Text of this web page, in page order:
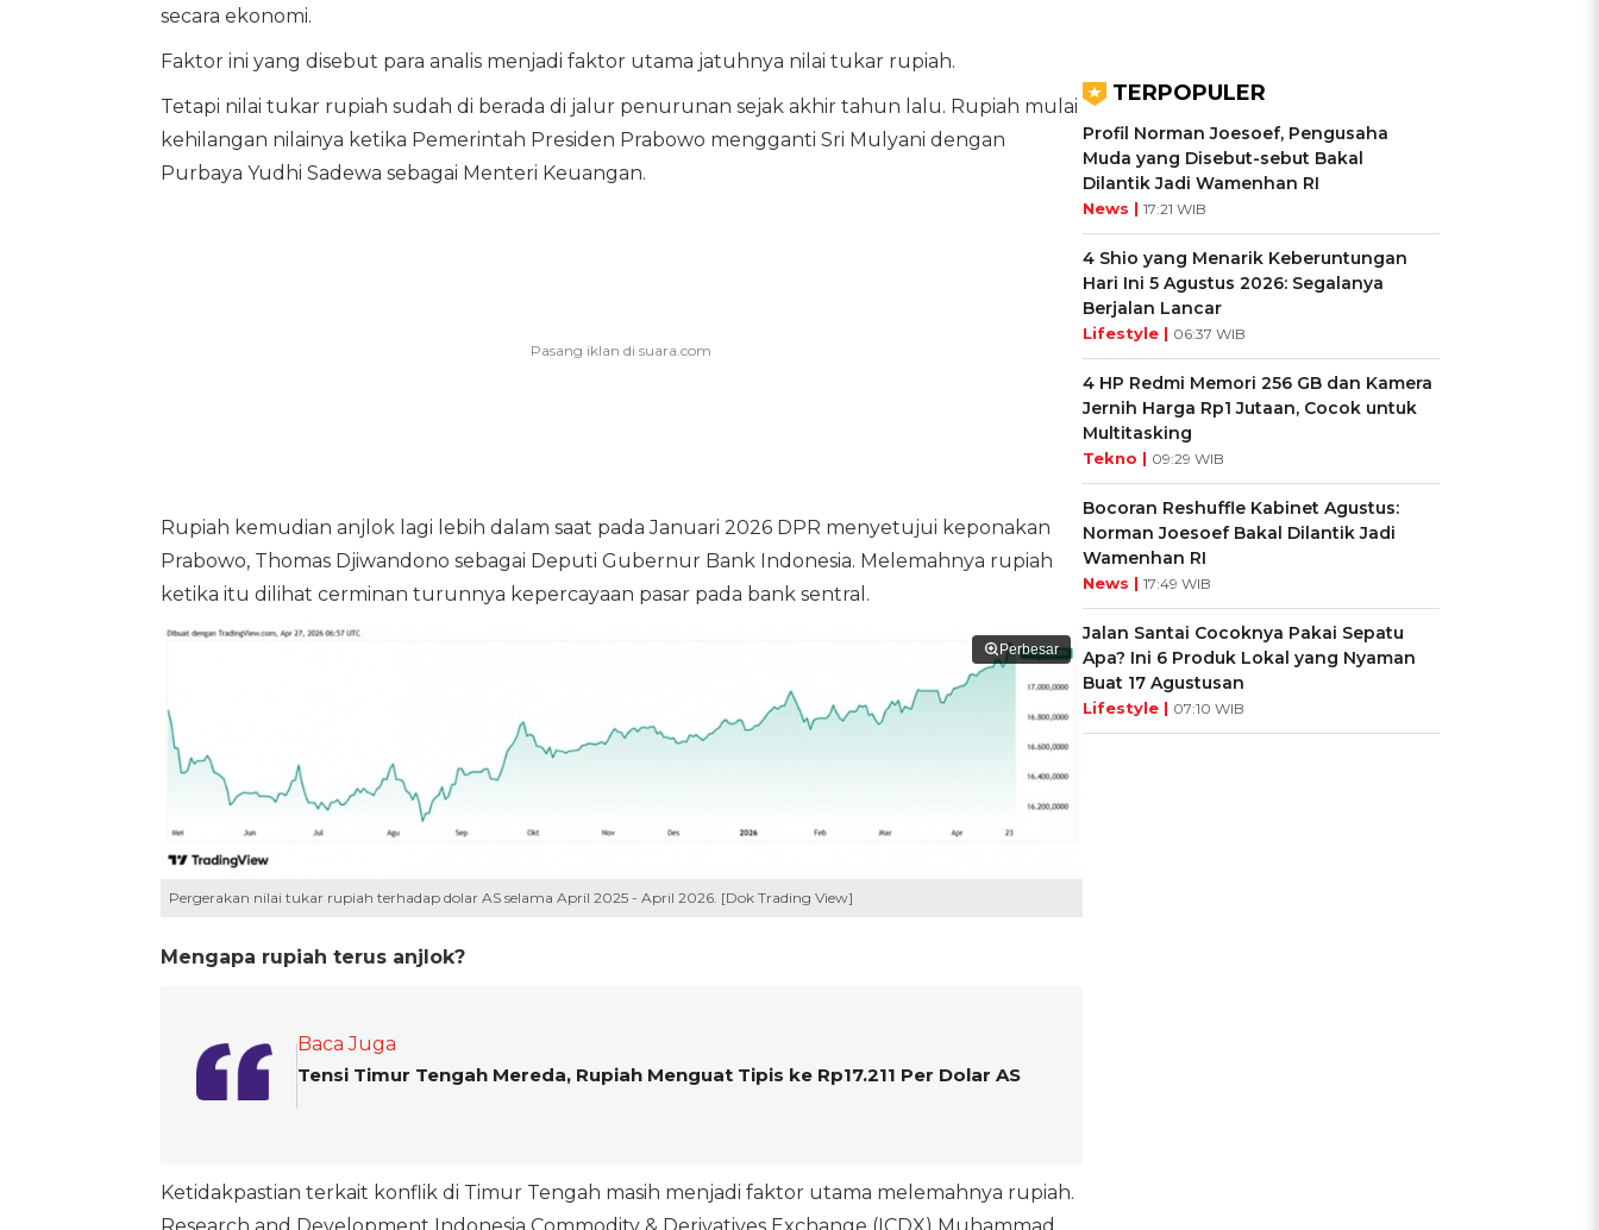
secara ekonomi.
Faktor ini yang disebut para analis menjadi faktor utama jatuhnya nilai tukar rupiah.
Tetapi nilai tukar rupiah sudah di berada di jalur penurunan sejak akhir tahun lalu. Rupiah mulai
kehilangan nilainya ketika Pemerintah Presiden Prabowo mengganti Sri Mulyani dengan
Purbaya Yudhi Sadewa sebagai Menteri Keuangan.
Rupiah kemudian anjlok lagi lebih dalam saat pada Januari 2026 DPR menyetujui keponakan
Prabowo, Thomas Djiwandono sebagai Deputi Gubernur Bank Indonesia. Melemahnya rupiah
ketika itu dilihat cerminan turunnya kepercayaan pasar pada bank sentral.
Perbesar
Pergerakan nilai tukar rupiah terhadap dolar AS selama April 2025 - April 2026. [Dok Trading View]
Mengapa rupiah terus anjlok?
Baca Juga
Tensi Timur Tengah Mereda, Rupiah Menguat Tipis ke Rp17.211 Per Dolar AS
Ketidakpastian terkait konflik di Timur Tengah masih menjadi faktor utama melemahnya rupiah.
TERPOPULER
Profil Norman Joesoef, Pengusaha
Muda yang Disebut-sebut Bakal
Dilantik Jadi Wamenhan RI
News | 17:21 WIB
4 Shio yang Menarik Keberuntungan
Hari Ini 5 Agustus 2026: Segalanya
Berjalan Lancar
Lifestyle | 06:37 WIB
4 HP Redmi Memori 256 GB dan Kamera
Jernih Harga Rp1 Jutaan, Cocok untuk
Multitasking
Tekno | 09:29 WIB
Bocoran Reshuffle Kabinet Agustus:
Norman Joesoef Bakal Dilantik Jadi
Wamenhan RI
News | 17:49 WIB
Jalan Santai Cocoknya Pakai Sepatu
Apa? Ini 6 Produk Lokal yang Nyaman
Buat 17 Agustusan
Lifestyle | 07:10 WIB